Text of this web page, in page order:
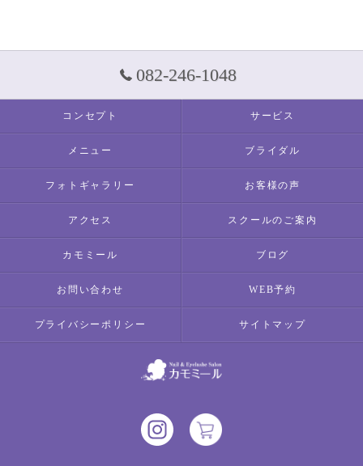
082-246-1048
コンセプト サービス
メニュー ブライダル
フォトギャラリー お客様の声
アクセス スクールのご案内
カモミール ブログ
お問い合わせ WEB予約
プライバシーポリシー サイトマップ